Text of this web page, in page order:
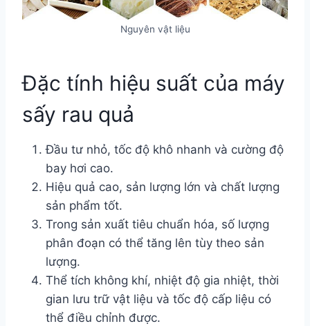
Nguyên vật liệu
Đặc tính hiệu suất của máy
sấy rau quả
Đầu tư nhỏ, tốc độ khô nhanh và cường độ
bay hơi cao.
Hiệu quả cao, sản lượng lớn và chất lượng
sản phẩm tốt.
Trong sản xuất tiêu chuẩn hóa, số lượng
phân đoạn có thể tăng lên tùy theo sản
lượng.
Thể tích không khí, nhiệt độ gia nhiệt, thời
gian lưu trữ vật liệu và tốc độ cấp liệu có
thể điều chỉnh được.